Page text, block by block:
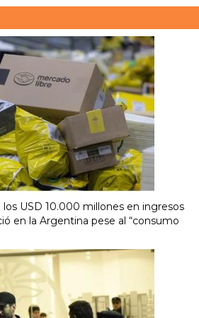
USD 10.000 millones en ingresos
en la Argentina pese al “consumo